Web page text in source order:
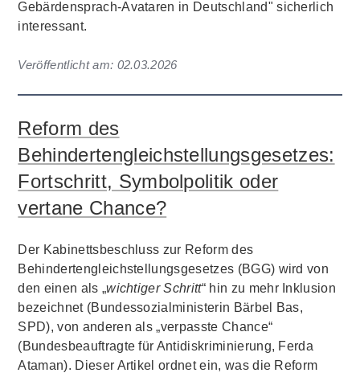
Gebärdensprach-Avataren in Deutschland" sicherlich
interessant.
Veröffentlicht am: 02.03.2026
Reform des
Behindertengleichstellungsgesetzes:
Fortschritt, Symbolpolitik oder
vertane Chance?
Der Kabinettsbeschluss zur Reform des
Behindertengleichstellungsgesetzes (BGG) wird von
den einen als „wichtiger Schritt“ hin zu mehr Inklusion
bezeichnet (Bundessozialministerin Bärbel Bas,
SPD), von anderen als „verpasste Chance“
(Bundesbeauftragte für Antidiskriminierung, Ferda
Ataman). Dieser Artikel ordnet ein, was die Reform